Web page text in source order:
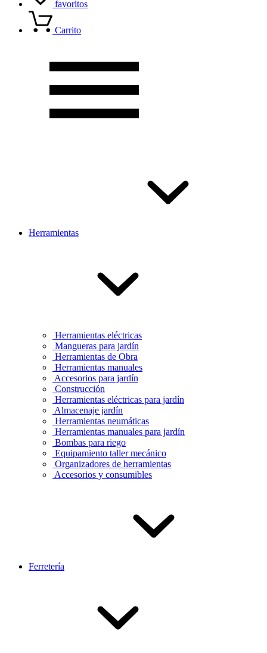
favoritos
Carrito
Herramientas
Herramientas eléctricas
Mangueras para jardín
Herramientas de Obra
Herramientas manuales
Accesorios para jardín
Construcción
Herramientas eléctricas para jardín
Almacenaje jardín
Herramientas neumáticas
Herramientas manuales para jardín
Bombas para riego
Equipamiento taller mecánico
Organizadores de herramientas
Accesorios y consumibles
Ferretería